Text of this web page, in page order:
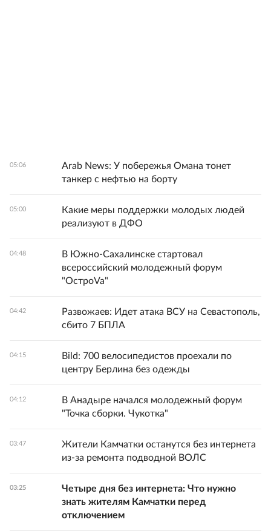
05:06
Arab News: У побережья Омана тонет
танкер с нефтью на борту
05:00
Какие меры поддержки молодых людей
реализуют в ДФО
04:48
В Южно-Сахалинске стартовал
всероссийский молодежный форум
"ОстроVa"
04:42
Развожаев: Идет атака ВСУ на Севастополь,
сбито 7 БПЛА
04:15
Bild: 700 велосипедистов проехали по
центру Берлина без одежды
04:12
В Анадыре начался молодежный форум
"Точка сборки. Чукотка"
03:47
Жители Камчатки останутся без интернета
из-за ремонта подводной ВОЛС
03:25
Четыре дня без интернета: Что нужно
знать жителям Камчатки перед
отключением